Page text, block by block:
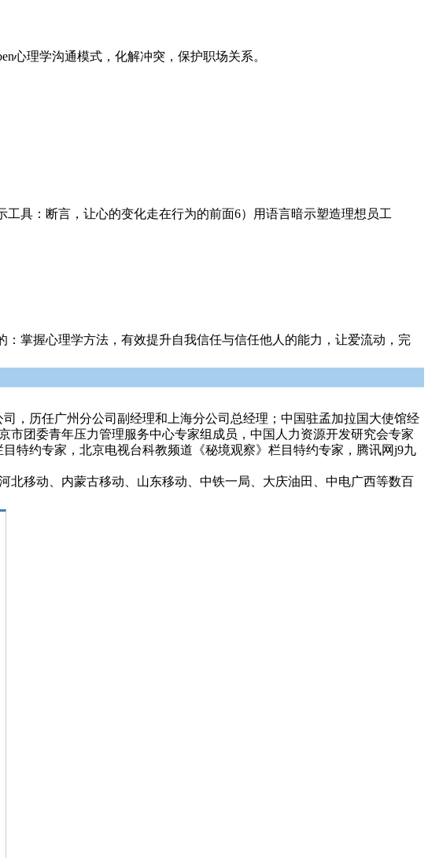
心理学沟通模式，化解冲突，保护职场关系。
具：断言，让心的变化走在行为的前面6）用语言暗示塑造理想员工
掌握心理学方法，有效提升自我信任与信任他人的能力，让爱流动，完
，历任广州分公司副经理和上海分公司总经理；中国驻孟加拉国大使馆经
京市团委青年压力管理服务中心专家组成员，中国人力资源开发研究会专家
特约专家，北京电视台科教频道《秘境观察》栏目特约专家，腾讯网j9九
北移动、内蒙古移动、山东移动、中铁一局、大庆油田、中电广西等数百